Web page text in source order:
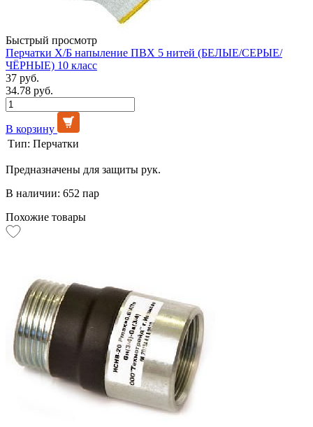
Быстрый просмотр
Перчатки Х/Б напыление ПВХ 5 нитей (БЕЛЫЕ/СЕРЫЕ/
ЧЁРНЫЕ) 10 класс
37 руб.
34.78 руб.
В корзину
Тип: Перчатки
Предназначены для защиты рук.
В наличии: 652 пар
Похожие товары